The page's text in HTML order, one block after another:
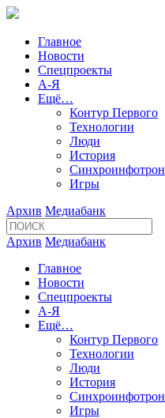
Главное
Новости
Спецпроекты
А-Я
Ещё…
Контур Первого
Технологии
Люди
История
Синхроинфотрон
Игры
Архив Медиабанк
Архив Медиабанк
Главное
Новости
Спецпроекты
А-Я
Ещё…
Контур Первого
Технологии
Люди
История
Синхроинфотрон
Игры